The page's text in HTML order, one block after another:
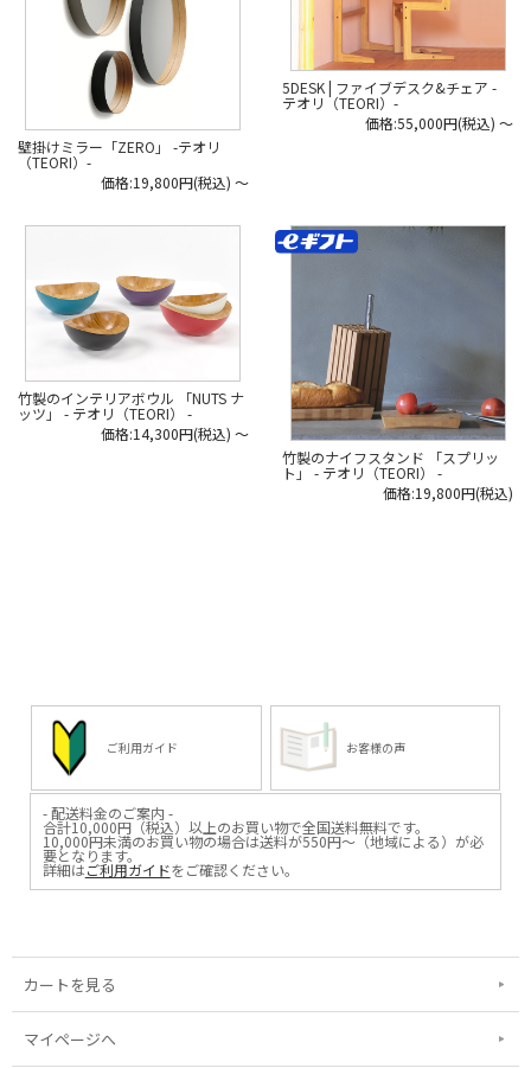
壁掛けミラー「ZERO」 -テオリ
（TEORI）-
価格:19,800円(税込) ～
5DESK | ファイブデスク&チェア -
テオリ（TEORI）-
価格:55,000円(税込) ～
竹製のインテリアボウル 「NUTS ナ
ッツ」 - テオリ（TEORI） -
価格:14,300円(税込) ～
竹製のナイフスタンド 「スプリッ
ト」 - テオリ（TEORI） -
価格:19,800円(税込)
ご利用ガイド お客様の声
- 配送料金のご案内 -
合計10,000円（税込）以上のお買い物で全国送料無料です。
10,000円未満のお買い物の場合は送料が550円～（地域による）が必
要となります。
詳細はご利用ガイドをご確認ください。
カートを見る
マイページへ